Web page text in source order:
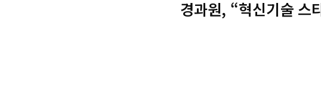
경과원, “혁신기술 스